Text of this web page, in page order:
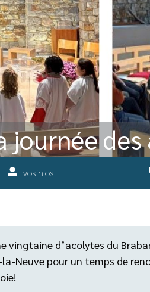
journée
vosinfos
vingtaine d’acolytes du
la-Neuve pour un temps de